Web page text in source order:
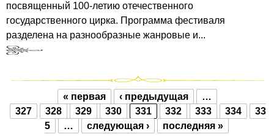
посвященный 100-летию отечественного
государственного цирка. Программа фестиваля
разделена на разнообразные жанровые и...
Страницы
« первая ‹ предыдущая
…
327
328 329 330 331 332 333 334
33
5
… следующая ›
последняя »